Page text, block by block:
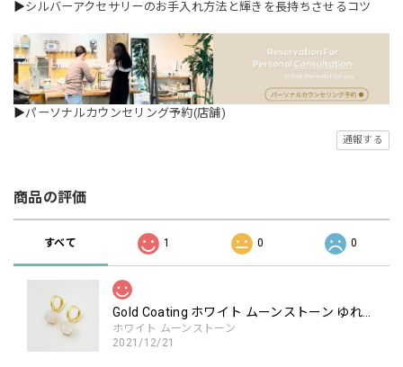
▶シルバーアクセサリーのお手入れ方法と輝きを長持ちさせるコツ
▶パーソナルカウンセリング予約(店舗)
通報する
商品の評価
すべて 1 0 0
Gold Coating ホワイト ムーンストーン ゆれる カチッと フープ ピアス Gold Coating
ホワイト ムーンストーン
2021/12/21